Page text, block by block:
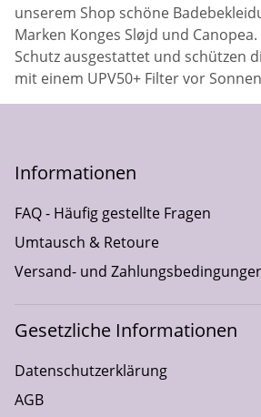
unserem Shop schöne
Marken Konges Sløjd und
Schutz ausgestattet und schützen
mit einem UPV50+ Filter vor
Informationen
FAQ - Häufig gestellte Fragen
Umtausch & Retoure
Versand- und
Gesetzliche Informationen
Datenschutzerklärung
AGB